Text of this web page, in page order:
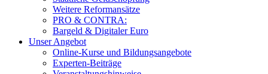
Weitere Reformansätze
PRO & CONTRA:
Bargeld & Digitaler Euro
Unser Angebot
Online-Kurse und Bildungsangebote
Experten-Beiträge